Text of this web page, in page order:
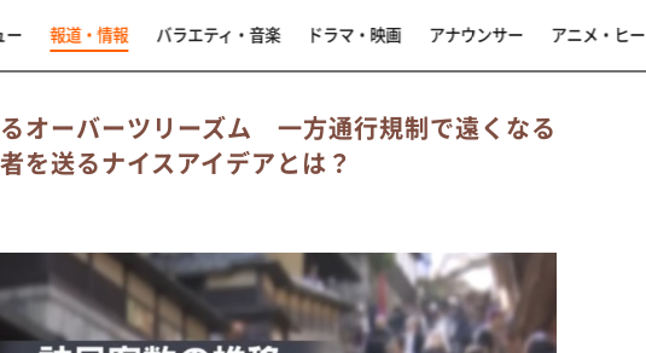
ー 報道・情報 バラエティ・音楽 ドラマ・映画 アナウンサー アニメ・ヒ
オーバーツリーズム 一方通行規制で遠くなる
を送るナイスアイデアとは？